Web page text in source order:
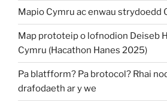
Mapio Cymru ac enwau strydoedd
Map prototeip o lofnodion Deiseb
Cymru (Hacathon Hanes 2025)
Pa blatfform? Pa brotocol? Rhai
drafodaeth ar y we